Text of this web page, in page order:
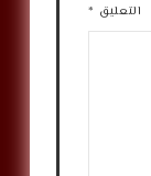
التعليق *